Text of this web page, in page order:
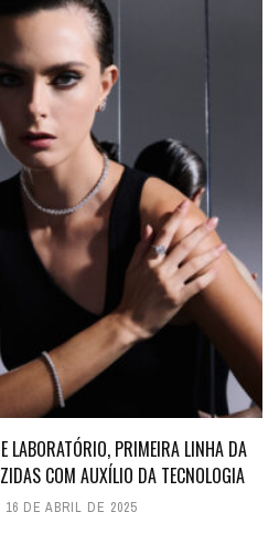
LABORATÓRIO, PRIMEIRA LINHA DA
COM AUXÍLIO DA TECNOLOGIA
16 DE ABRIL DE 2025